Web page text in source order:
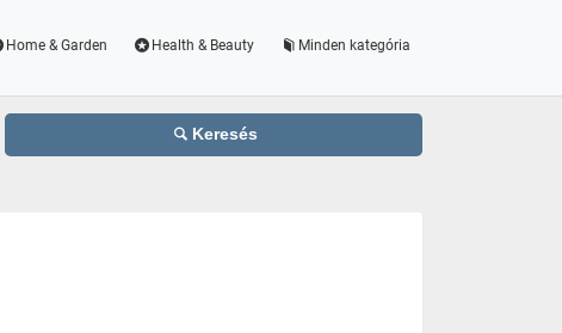
Home & Garden Health & Beauty Minden kategória
Keresés